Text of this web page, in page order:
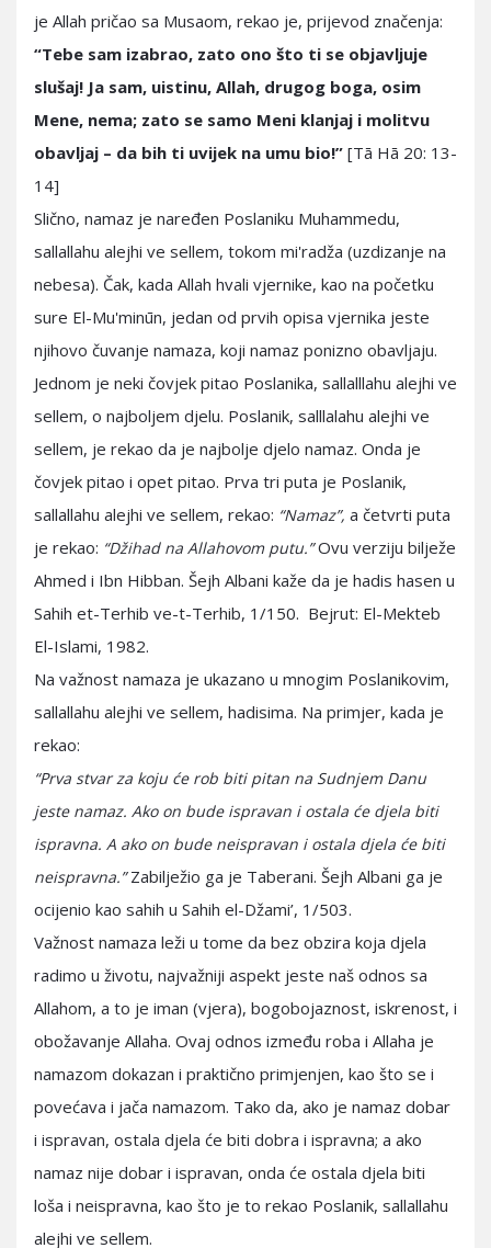
je Allah pričao sa Musaom, rekao je, prijevod značenja:
“Tebe sam izabrao, zato ono što ti se objavljuje
slušaj! Ja sam, uistinu, Allah, drugog boga, osim
Mene, nema; zato se samo Meni klanjaj i molitvu
obavljaj – da bih ti uvijek na umu bio!” [Tā Hā 20: 13-
14]
Slično, namaz je naređen Poslaniku Muhammedu,
sallallahu alejhi ve sellem, tokom mi'radža (uzdizanje na
nebesa). Čak, kada Allah hvali vjernike, kao na početku
sure El-Mu'minūn, jedan od prvih opisa vjernika jeste
njihovo čuvanje namaza, koji namaz ponizno obavljaju.
Jednom je neki čovjek pitao Poslanika, sallalllahu alejhi ve
sellem, o najboljem djelu. Poslanik, salllalahu alejhi ve
sellem, je rekao da je najbolje djelo namaz. Onda je
čovjek pitao i opet pitao. Prva tri puta je Poslanik,
sallallahu alejhi ve sellem, rekao: “Namaz”, a četvrti puta
je rekao: “Džihad na Allahovom putu.”Ovu verziju bilježe
Ahmed i Ibn Hibban. Šejh Albani kaže da je hadis hasen u
Sahih et-Terhib ve-t-Terhib, 1/150. Bejrut: El-Mekteb
El-Islami, 1982.
Na važnost namaza je ukazano u mnogim Poslanikovim,
sallallahu alejhi ve sellem, hadisima. Na primjer, kada je
rekao:
“Prva stvar za koju će rob biti pitan na Sudnjem Danu
jeste namaz. Ako on bude ispravan i ostala će djela biti
ispravna. A ako on bude neispravan i ostala djela će biti
neispravna.”Zabilježio ga je Taberani. Šejh Albani ga je
ocijenio kao sahih u Sahih el-Džami’, 1/503.
Važnost namaza leži u tome da bez obzira koja djela
radimo u životu, najvažniji aspekt jeste naš odnos sa
Allahom, a to je iman (vjera), bogobojaznost, iskrenost, i
obožavanje Allaha. Ovaj odnos između roba i Allaha je
namazom dokazan i praktično primjenjen, kao što se i
povećava i jača namazom. Tako da, ako je namaz dobar
i ispravan, ostala djela će biti dobra i ispravna; a ako
namaz nije dobar i ispravan, onda će ostala djela biti
loša i neispravna, kao što je to rekao Poslanik, sallallahu
alejhi ve sellem.